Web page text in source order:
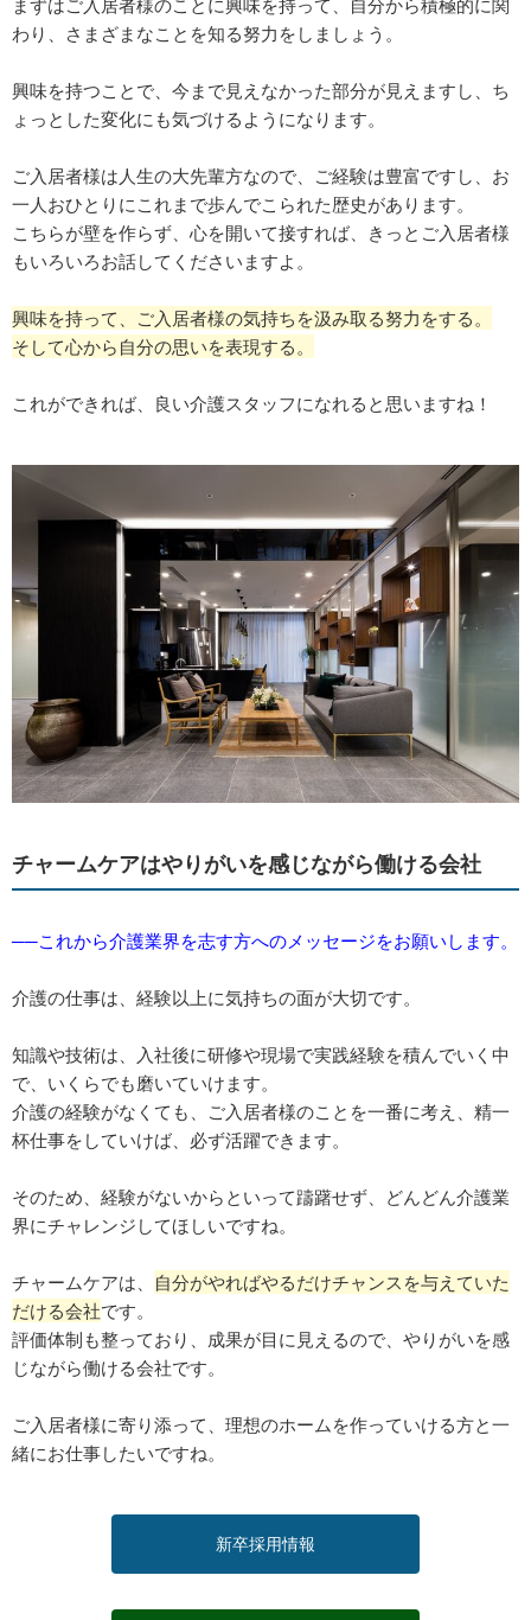
わり、さまざまなことを知る努力をしましょう。
興味を持つことで、今まで見えなかった部分が見えますし、ち
ょっとした変化にも気づけるようになります。
ご入居者様は人生の大先輩方なので、ご経験は豊富ですし、お
一人おひとりにこれまで歩んでこられた歴史があります。
こちらが壁を作らず、心を開いて接すれば、きっとご入居者様
もいろいろお話してくださいますよ。
興味を持って、ご入居者様の気持ちを汲み取る努力をする。
そして心から自分の思いを表現する。
これができれば、良い介護スタッフになれると思いますね！
チャームケアはやりがいを感じながら働ける会社
──これから介護業界を志す方へのメッセージをお願いします。
介護の仕事は、経験以上に気持ちの面が大切です。
知識や技術は、入社後に研修や現場で実践経験を積んでいく中
で、いくらでも磨いていけます。
介護の経験がなくても、ご入居者様のことを一番に考え、精一
杯仕事をしていけば、必ず活躍できます。
そのため、経験がないからといって躊躇せず、どんどん介護業
界にチャレンジしてほしいですね。
チャームケアは、 自分がやればやるだけチャンスを与えていた
だける会社です。
評価体制も整っており、成果が目に見えるので、やりがいを感
じながら働ける会社です。
ご入居者様に寄り添って、理想のホームを作っていける方と一
緒にお仕事したいですね。
新卒採用情報